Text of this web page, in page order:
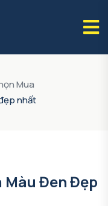
Mua
nhất
Màu Đen Đẹp